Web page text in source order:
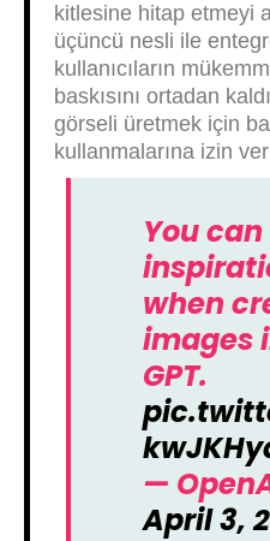
kitlesine hitap etmeyi
üçüncü nesli ile
kullanıcıların
baskısını ortadan
görseli üretmek için
kullanmalarına izin
You
when
images
GPT.
—
April 3,